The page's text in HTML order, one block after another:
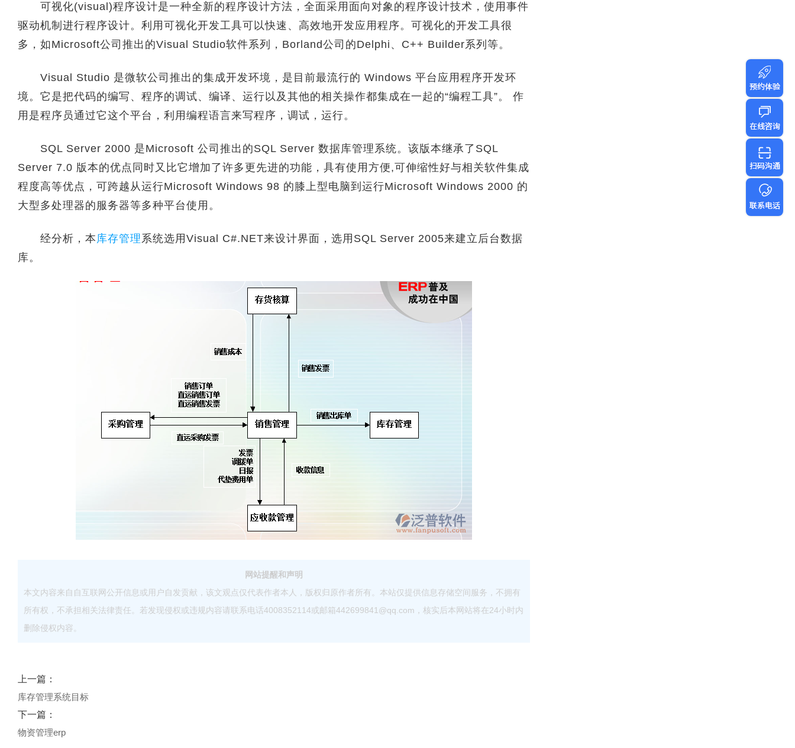
可视化(visual)程序设计是一种全新的程序设计方法，全面采用面向对象的程序设计技术，使用事件
驱动机制进行程序设计。利用可视化开发工具可以快速、高效地开发应用程序。可视化的开发工具很
多，如Microsoft公司推出的Visual Studio软件系列，Borland公司的Delphi、C++ Builder系列等。
Visual Studio 是微软公司推出的集成开发环境，是目前最流行的 Windows 平台应用程序开发环
境。它是把代码的编写、程序的调试、编译、运行以及其他的相关操作都集成在一起的“编程工具”。 作
用是程序员通过它这个平台，利用编程语言来写程序，调试，运行。
SQL Server 2000 是Microsoft 公司推出的SQL Server 数据库管理系统。该版本继承了SQL
Server 7.0 版本的优点同时又比它增加了许多更先进的功能，具有使用方便,可伸缩性好与相关软件集成
程度高等优点，可跨越从运行Microsoft Windows 98 的膝上型电脑到运行Microsoft Windows 2000 的
大型多处理器的服务器等多种平台使用。
经分析，本 库存管理系统选用Visual C#.NET来设计界面，选用SQL Server 2005来建立后台数据
库。
网站提醒和声明
本文内容来自自互联网公开信息或用户自发贡献，该文观点仅代表作者本人，版权归原作者所有。本站仅提供信息存储空间服务，不拥有
所有权，不承担相关法律责任。若发现侵权或违规内容请联系电话4008352114或邮箱442699841@qq.com，核实后本网站将在24小时内
删除侵权内容。
上一篇：
库存管理系统目标
下一篇：
物资管理erp